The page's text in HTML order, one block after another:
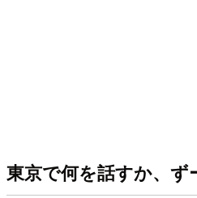
東京で何を話すか、ず